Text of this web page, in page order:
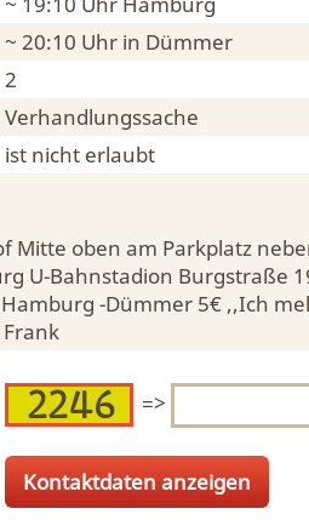
~ 20:10 Uhr in Dümmer
2
Verhandlungssache
ist nicht erlaubt
Mitte oben am Parkplatz
U-Bahnstadion Burgstraße
-Dümmer 5€ ,,Ich
=>